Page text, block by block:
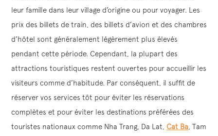
leur famille dans leur village d’origine ou pour voyager. Les
prix des billets de train, des billets d’avion et des chambres
d’hôtel sont généralement légèrement plus élevés
pendant cette période. Cependant, la plupart des
attractions touristiques restent ouvertes pour accueillir les
visiteurs comme d’habitude. Par conséquent, il suffit de
réserver vos services tôt pour éviter les réservations
complètes et pour éviter les destinations préférées des
touristes nationaux comme Nha Trang, Da Lat, Cat Ba , Tam